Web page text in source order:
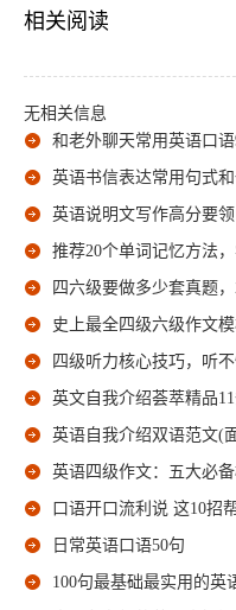
相关阅读
无相关信息
和老外聊天常用英语口
英语书信表达常用句式
英语说明文写作高分要领
推荐20个单词记忆方法
四六级要做多少套真题，
史上最全四级六级作文
四级听力核心技巧，听
英文自我介绍荟萃精品
英语自我介绍双语范文(
英语四级作文：五大必
口语开口流利说 这10招
日常英语口语50句
100句最基础最实用的英